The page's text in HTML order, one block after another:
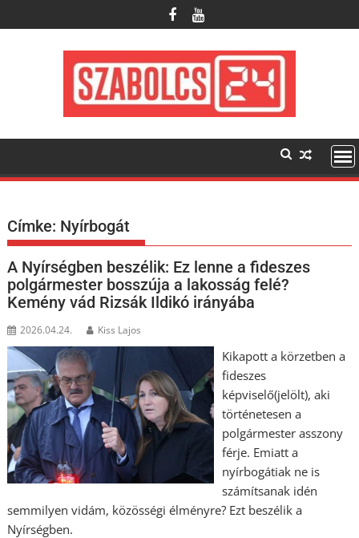
to
Címke: Nyírbogát
A Nyírségben beszélik: Ez lenne a fideszes
polgármester bosszúja a lakosság felé?
Kemény vád Rizsák Ildikó irányába
2026.04.24. Kiss Lajos
Kikapott a körzetben a
fideszes
képviselő(jelölt), aki
történetesen a
polgármester asszony
férje. Emiatt a
nyírbogátiak ne is
számítsanak idén
semmilyen vidám, közösségi élményre? Ezt beszélik a
Nyírségben.